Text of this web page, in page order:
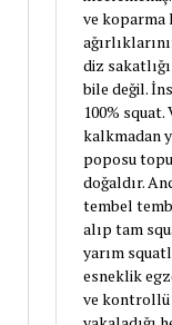
ve koparma
diz
bile değil.
100%
kalkmadan
poposu
doğaldır.
tembel
alıp tam
yarım
esneklik
ve kontrollü